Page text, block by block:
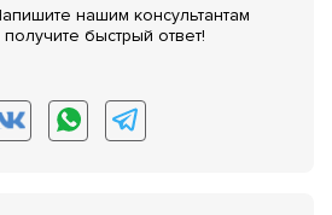
нашим консультантам
получите быстрый ответ!